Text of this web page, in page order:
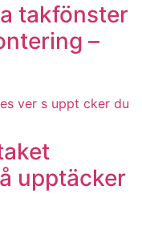
takfönster
–
upptäcker